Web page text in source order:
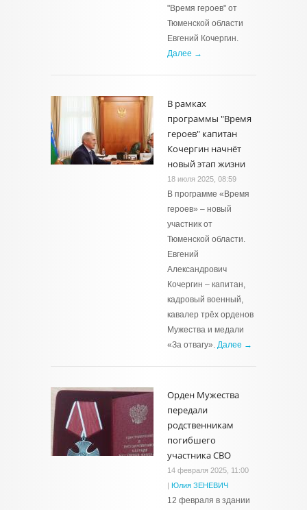
"Время героев" от
Тюменской области
Евгений Кочергин.
Далее →
В рамках
программы "Время
героев" капитан
Кочергин начнёт
новый этап жизни
18 июля 2025, 08:59
В программе «Время
героев» – новый
участник от
Тюменской области.
Евгений
Александрович
Кочергин – капитан,
кадровый военный,
кавалер трёх орденов
Мужества и медали
«За отвагу». Далее →
Орден Мужества
передали
родственникам
погибшего
участника СВО
14 февраля 2025, 11:00
| Юлия ЗЕНЕВИЧ
12 февраля в здании